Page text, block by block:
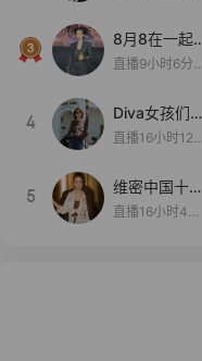
8月8在一起
生日献礼盛典
直播9小时6分1
4
Diva女孩们集
合啦~意大利
直播16小时12
5
维密中国十周
年 与你如此
直播16小时48